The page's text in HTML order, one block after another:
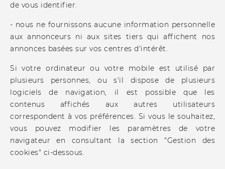
de vous identifier.
- nous ne fournissons aucune information personnelle
aux annonceurs ni aux sites tiers qui affichent nos
annonces basées sur vos centres d'intérêt.
Si votre ordinateur ou votre mobile est utilisé par
plusieurs personnes, ou s'il dispose de plusieurs
logiciels de navigation, il est possible que les
contenus affichés aux autres utilisateurs
correspondent à vos préférences. Si vous le souhaitez,
vous pouvez modifier les paramètres de votre
navigateur en consultant la section "Gestion des
cookies" ci-dessous.